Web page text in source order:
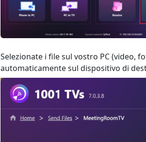
Selezionate i file sul vostro PC (video,
automaticamente sul dispositivo di